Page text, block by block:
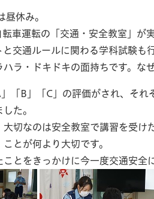
休み。
車運転の「交通・安全教室」が
交通ルールに関わる学科試験も
ラ・ドキドキの面持ちです。な
「B」「C」の評価がされ、それ
た。
切なのは安全教室で講習を受け
とが何より大切です。
とをきっかけに今一度交通安全